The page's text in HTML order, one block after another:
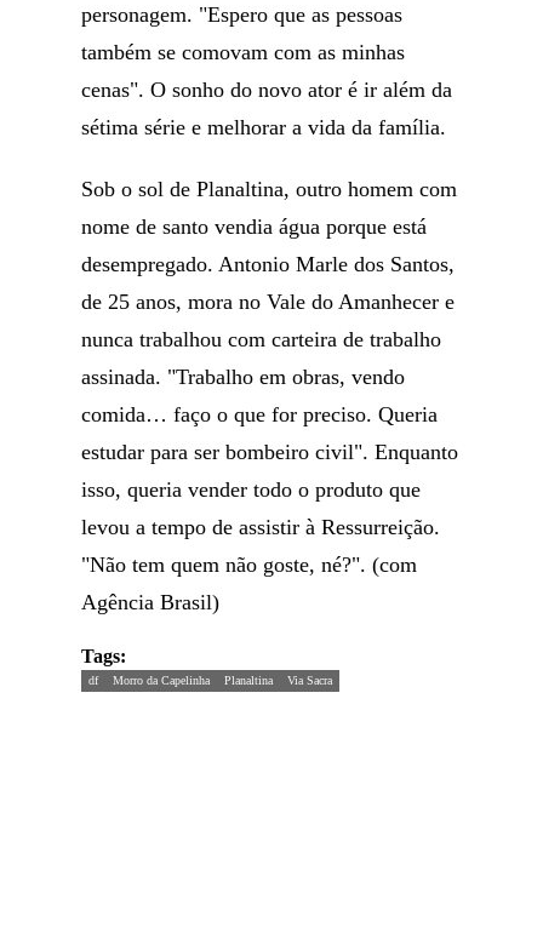
personagem. "Espero que as pessoas
também se comovam com as minhas
cenas". O sonho do novo ator é ir além da
sétima série e melhorar a vida da família.
Sob o sol de Planaltina, outro homem com
nome de santo vendia água porque está
desempregado. Antonio Marle dos Santos,
de 25 anos, mora no Vale do Amanhecer e
nunca trabalhou com carteira de trabalho
assinada. "Trabalho em obras, vendo
comida… faço o que for preciso. Queria
estudar para ser bombeiro civil". Enquanto
isso, queria vender todo o produto que
levou a tempo de assistir à Ressurreição.
"Não tem quem não goste, né?". (com
Agência Brasil)
Tags:
df Morro da Capelinha Planaltina Via Sacra